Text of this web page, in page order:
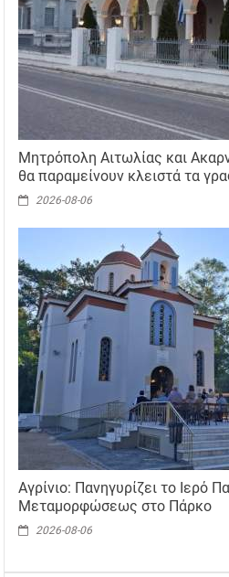
Μητρόπολη Αιτωλίας και
θα παραμείνουν κλειστά τα
2026-08-06
Αγρίνιο: Πανηγυρίζει το Ιερό
Μεταμορφώσεως στο Πάρκο
2026-08-06